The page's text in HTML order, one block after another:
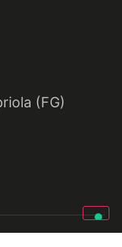
(FG)